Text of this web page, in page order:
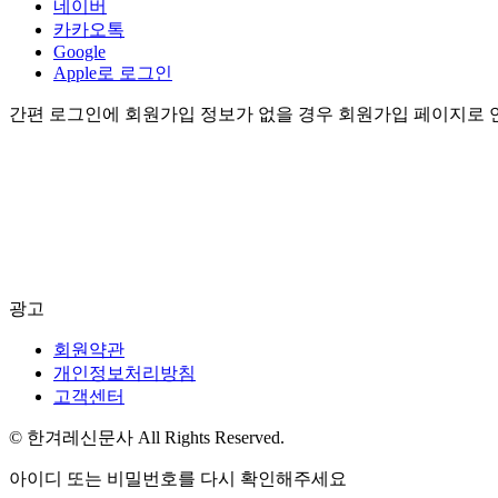
네이버
카카오톡
Google
Apple로 로그인
간편 로그인에 회원가입 정보가 없을 경우 회원가입 페이지로
광고
회원약관
개인정보처리방침
고객센터
© 한겨레신문사 All Rights Reserved.
아이디 또는 비밀번호를 다시 확인해주세요